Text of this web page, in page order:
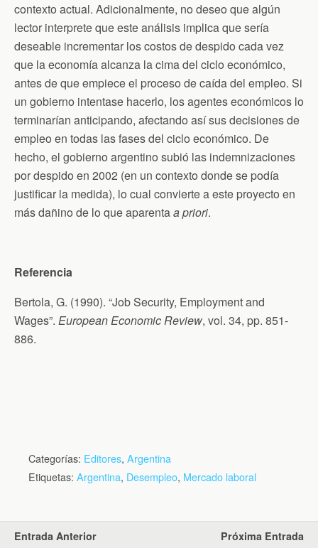
contexto actual. Adicionalmente, no deseo que algún
lector interprete que este análisis implica que sería
deseable incrementar los costos de despido cada vez
que la economía alcanza la cima del ciclo económico,
antes de que empiece el proceso de caída del empleo. Si
un gobierno intentase hacerlo, los agentes económicos lo
terminarían anticipando, afectando así sus decisiones de
empleo en todas las fases del ciclo económico. De
hecho, el gobierno argentino subió las indemnizaciones
por despido en 2002 (en un contexto donde se podía
justificar la medida), lo cual convierte a este proyecto en
más dañino de lo que aparentaa priori.
Referencia
Bertola, G. (1990). “Job Security, Employment and
Wages”. European Economic Review, vol. 34, pp. 851-
886.
Categorías: Editores, Argentina
Etiquetas: Argentina, Desempleo, Mercado laboral
Entrada Anterior Próxima Entrada